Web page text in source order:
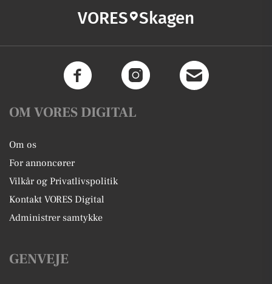
VORES Skagen
OM VORES DIGITAL
Om os
For annoncører
Vilkår og Privatlivspolitik
Kontakt VORES Digital
Administrer samtykke
GENVEJE